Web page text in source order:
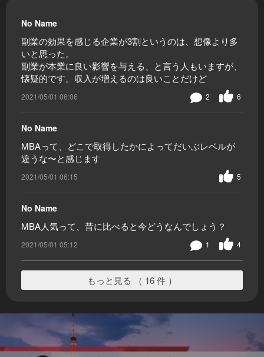
No Name
副業の効果を感じる企業が3割というのは、想像より多
いと思った。
副業が本業に良い影響を与える、と言う人もいますが、
懐疑的です。収入が増えるのは良いことだけど
2021/05/01 06:06 6
2
No Name
MBAって、どこで取得したかによってだいぶレベルが
違うな〜と感じます
2021/05/01 06:15 5
No Name
MBA人気って、昔に比べると今どうなんでしょう？
2021/05/01 05:12 4
1
もっと見る （ 16 件 ）